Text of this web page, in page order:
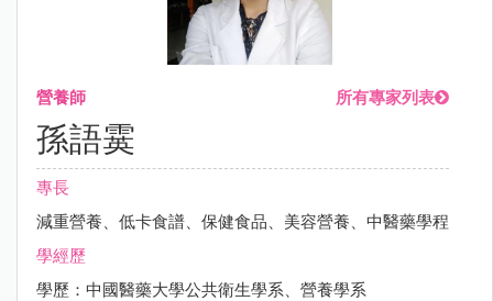
營養師 所有專家列表
孫語霙
專長
減重營養、低卡食譜、保健食品、美容營養、中醫藥學程
學經歷
學歷：中國醫藥大學公共衛生學系、營養學系